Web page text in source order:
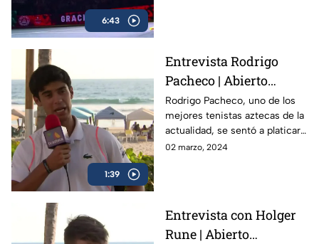
6:43
1:39
Entrevista Rodrigo
Pacheco | Abierto
Mexicano de Tenis
Rodrigo Pacheco, uno de los
mejores tenistas aztecas de la
actualidad, se sentó a platicar
con TV Azteca previo al
02 marzo, 2024
Entrevista con Holger
Rune | Abierto